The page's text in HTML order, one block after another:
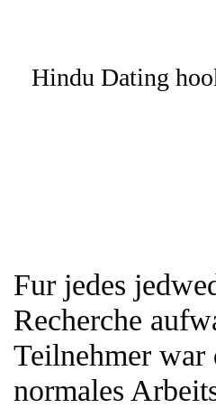
Hindu Dating
Fur jedes
Recherche
Teilnehmer war
normales